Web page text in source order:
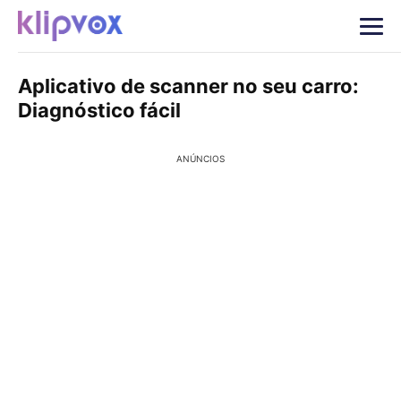
Aplicativo de scanner no seu carro:
Diagnóstico fácil
ANÚNCIOS